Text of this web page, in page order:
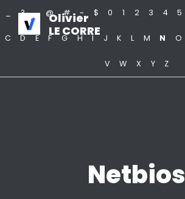
Olivier
LE CORRE
? . @ # ~ $ 0 1 2 3 4 5
C D E F G H I J K L M N O
V W X Y Z
Netbios